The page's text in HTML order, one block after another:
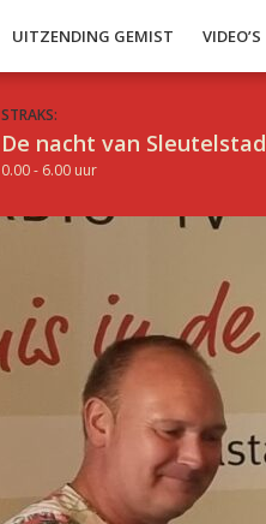
UITZENDING GEMIST VIDEO’S
STRAKS:
De nacht van Sleutelstad
0.00 - 6.00 uur